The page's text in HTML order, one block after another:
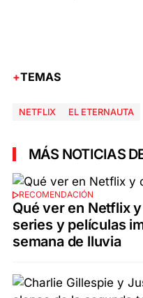
TEMAS
NETFLIX EL ETERNAUTA
MÁS NOTICIAS
RECOMENDACIÓN
Qué ver en Netflix
series y películas
semana de lluvia